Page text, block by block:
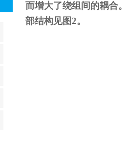
而增大了绕组间的耦合
部结构见图2。